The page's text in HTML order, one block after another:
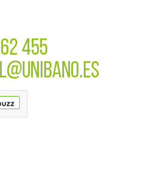
455